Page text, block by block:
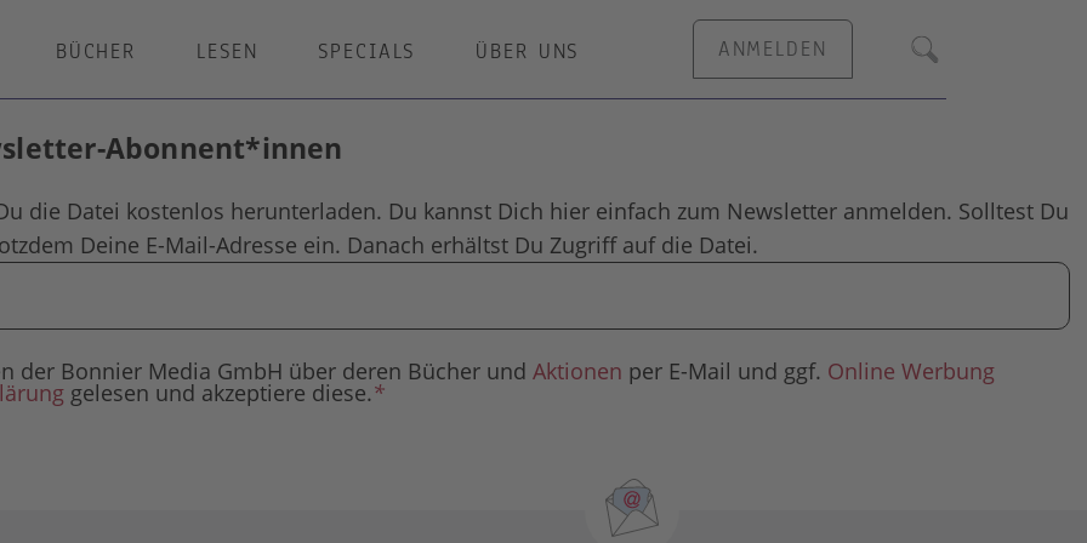
BÜCHER LESEN SPECIALS ÜBER UNS ANMELDEN Suche
Abonnent*innen
die Datei kostenlos herunterladen. Du kannst Dich hier einfach zum Newsletter anmelden. Solltest Du
Deine E-Mail-Adresse ein. Danach erhältst Du Zugriff auf die Datei.
der Bonnier Media GmbH über deren Bücher und Aktionen per E-Mail und ggf. Online Werbung
gelesen und akzeptiere diese.*